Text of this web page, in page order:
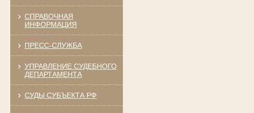
СПРАВОЧНАЯ
ИНФОРМАЦИЯ
ПРЕСС-СЛУЖБА
УПРАВЛЕНИЕ СУДЕБНОГО
ДЕПАРТАМЕНТА
СУДЫ СУБЪЕКТА РФ